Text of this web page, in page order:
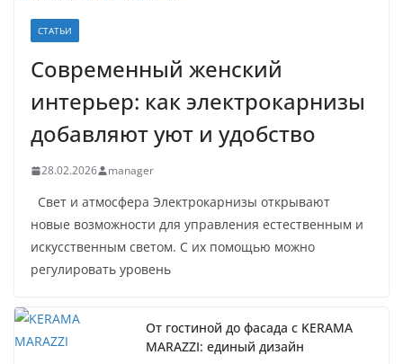
СТАТЬИ
Современный женский
интерьер: как электрокарнизы
добавляют уют и удобство
28.02.2026 manager
Свет и атмосфера Электрокарнизы открывают
новые возможности для управления естественным и
искусственным светом. С их помощью можно
регулировать уровень
От гостиной до фасада с KERAMA
MARAZZI: единый дизайн